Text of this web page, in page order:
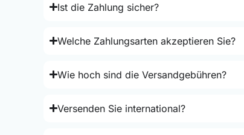
Ist die Zahlung sicher?
Welche Zahlungsarten akzeptieren Sie?
Wie hoch sind die Versandgebühren?
Versenden Sie international?